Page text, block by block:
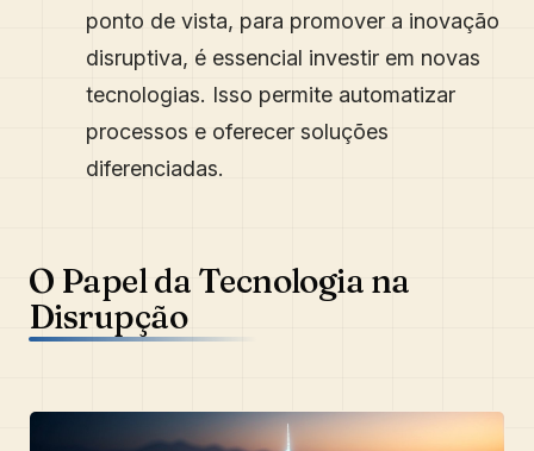
ponto de vista, para promover a inovação
disruptiva, é essencial investir em novas
tecnologias. Isso permite automatizar
processos e oferecer soluções
diferenciadas.
O Papel da Tecnologia na
Disrupção